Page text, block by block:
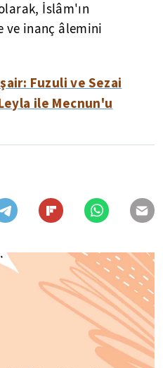
İslâm'ın
ve inanç âlemini
Fuzuli ve Sezai
ile Mecnun'u